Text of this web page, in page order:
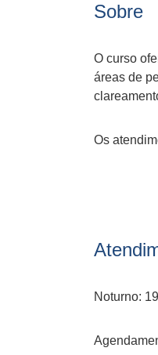
Sobre
O curso
áreas de
Os
Noturno: